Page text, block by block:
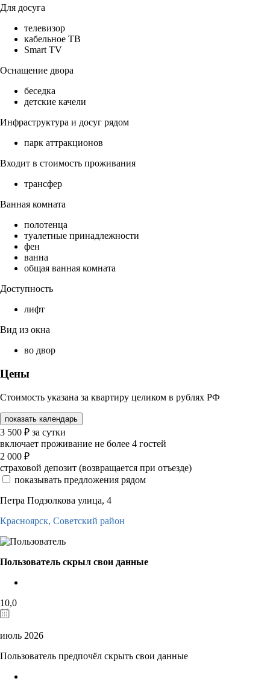
Для досуга
телевизор
кабельное ТВ
Smart TV
Оснащение двора
беседка
детские качели
Инфраструктура и досуг рядом
парк аттракционов
Входит в стоимость проживания
трансфер
Ванная комната
полотенца
туалетные принадлежности
фен
ванна
общая ванная комната
Доступность
лифт
Вид из окна
во двор
Цены
Стоимость указана за квартиру целиком в рублях РФ
показать календарь
3 500 ₽ за сутки
включает проживание не более 4 гостей
2 000 ₽
страховой депозит (возвращается при отъезде)
показывать предложения рядом
Петра Подзолкова улица, 4
Красноярск, Советский район
Пользователь скрыл свои данные
10,0
июль 2026
Пользователь предпочёл скрыть свои данные